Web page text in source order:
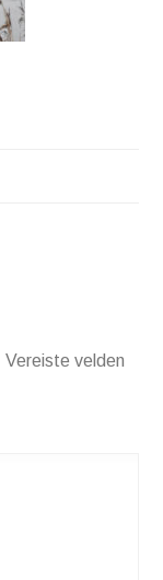
Vereiste velden